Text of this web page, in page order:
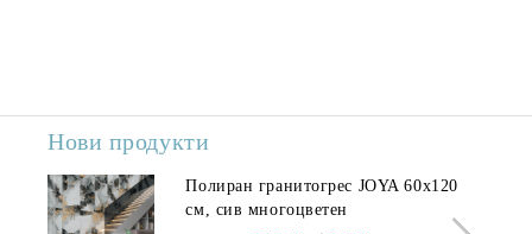
Нови продукти
Полиран гранитогрес JOYA 60x120
см, сив многоцветен